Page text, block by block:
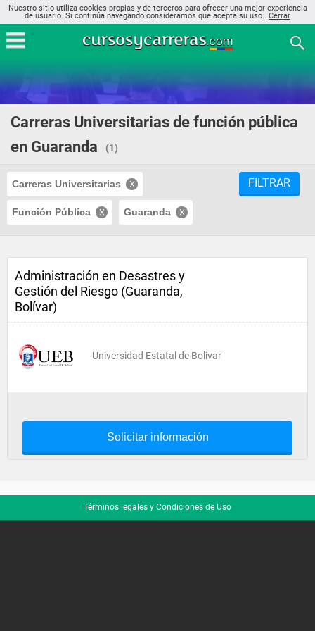
Nuestro sitio utiliza cookies propias y de terceros para ofrecer una mejor experiencia
de usuario. Si continúa navegando consideramos que acepta su uso.. Cerrar
Carreras Universitarias de función pública
en Guaranda
(1)
Carreras Universitarias
Función Pública Guaranda
FILTRAR
Administración en Desastres y
Gestión del Riesgo (Guaranda,
Bolívar)
Universidad Estatal de Bolivar
Solicitar información
Términos legales y Condiciones de Uso